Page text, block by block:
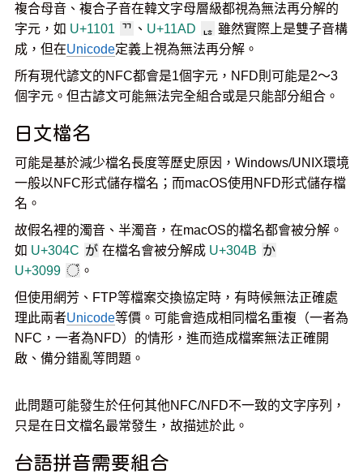
複合母音、複合子音在韓文字母層級都視為無法再分解的
字元，如 U+1101 ᄁ 、 U+11AD ᆭ 雖然實際上是雙子音構
成，但在Unicode定義上視為無法再分解。
所有現代諺文的NFC都會是1個字元，NFD則可能是2～3
個字元。但古諺文可能無法完全組合或是只能部分組合。
日文檔名
可能是基於減少檔名長度等歷史原因，Windows/UNIX環境
一般以NFC形式儲存檔名；而macOS使用NFD形式儲存檔
名。
故假名裡的濁音、半濁音，在macOS的檔名都會被分解。
如 U+304C が 在檔名會被分解成 U+304B か
U+3099 ◌゙ 。
但使用網芳、FTP等檔案交換協定時，有時候無法正確處
理此兩者Unicode等價。可能會造成相同檔名重複（一者為
NFC，一者為NFD）的情形，進而造成檔案無法正確開
啟、備分錯亂等問題。
此問題可能發生於任何其他NFC/NFD不一致的文字序列，
只是在日文檔名最常發生，故描述於此。
台語拼音需要組合